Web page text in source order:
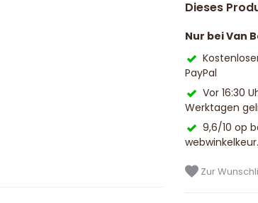
Dieses
Nur bei Van
PayPal
Vor 16:30
Werktagen
9,6/10 op
webwinkelkeur.
Zur